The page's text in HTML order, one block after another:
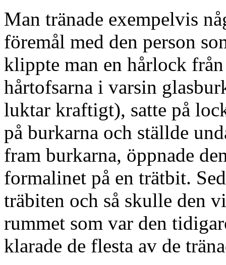
Man tränade exempelvis
föremål med den person
klippte man en hårlock
hårtofsarna i varsin
luktar kraftigt), satte på
på burkarna och ställde
fram burkarna, öppnade
formalinet på en trätbit.
träbiten och så skulle den
rummet som var den
klarade de flesta av de